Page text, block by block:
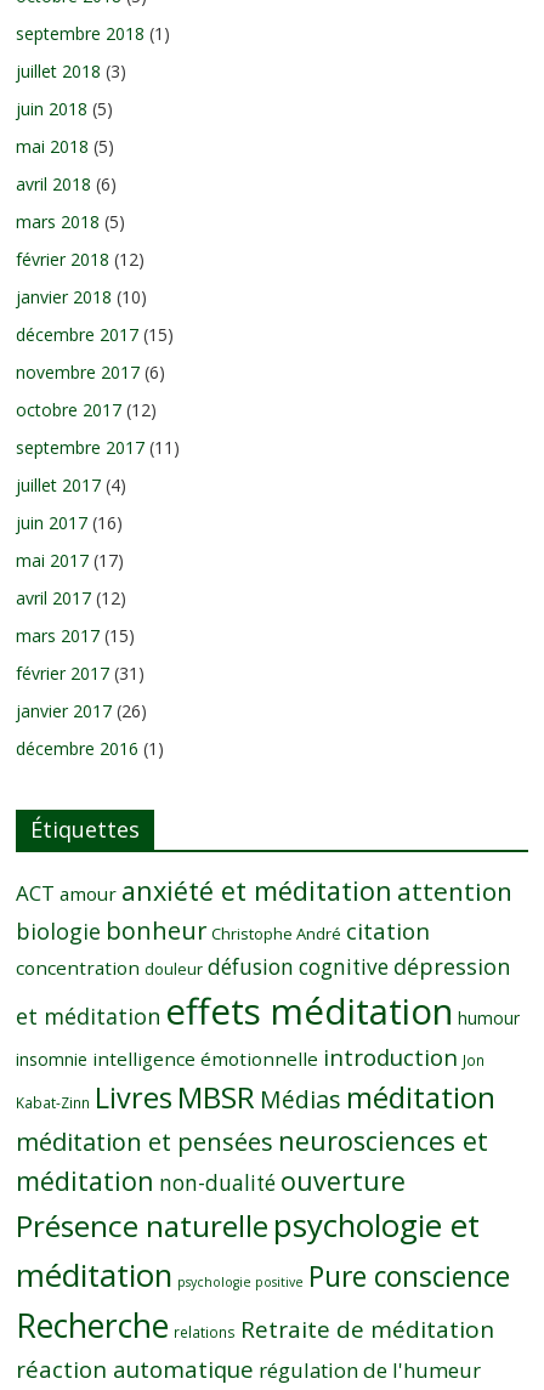
septembre 2018 (1)
juillet 2018 (3)
juin 2018 (5)
mai 2018 (5)
avril 2018 (6)
mars 2018 (5)
février 2018 (12)
janvier 2018 (10)
décembre 2017 (15)
novembre 2017 (6)
octobre 2017 (12)
septembre 2017 (11)
juillet 2017 (4)
juin 2017 (16)
mai 2017 (17)
avril 2017 (12)
mars 2017 (15)
février 2017 (31)
janvier 2017 (26)
décembre 2016 (1)
Étiquettes
ACT amour anxiété et méditation attention
biologie bonheur Christophe André citation
concentration douleur défusion cognitive dépression
et méditation effets méditation humour
insomnie intelligence émotionnelle introduction Jon
Kabat-Zinn Livres MBSR Médias méditation
méditation et pensées neurosciences et
méditation non-dualité ouverture
Présence naturelle psychologie et
méditation psychologie positive Pure conscience
Recherche relations Retraite de méditation
réaction automatique régulation de l'humeur